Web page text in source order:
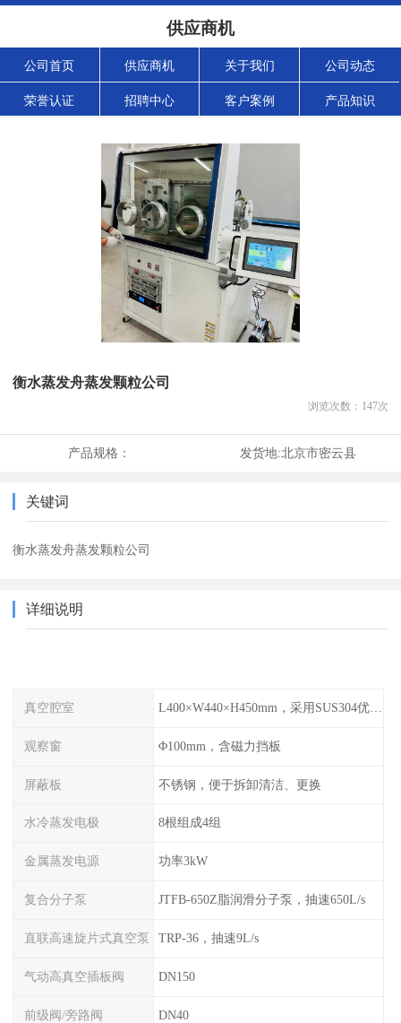
供应商机
公司首页 供应商机 关于我们 公司动态
荣誉认证 招聘中心 客户案例 产品知识
衡水蒸发舟蒸发颗粒公司
浏览次数： 147次
产品规格： 发货地:北京市密云县
关键词
衡水蒸发舟蒸发颗粒公司
详细说明
真空腔室 L400×W440×H450mm，采用SUS304优质不锈钢
观察窗 Φ100mm，含磁力挡板
屏蔽板 不锈钢，便于拆卸清洁、更换
水冷蒸发电极 8根组成4组
金属蒸发电源 功率3kW
复合分子泵 JTFB-650Z脂润滑分子泵，抽速650L/s
直联高速旋片式真空泵 TRP-36，抽速9L/s
气动高真空插板阀 DN150
前级阀/旁路阀 DN40